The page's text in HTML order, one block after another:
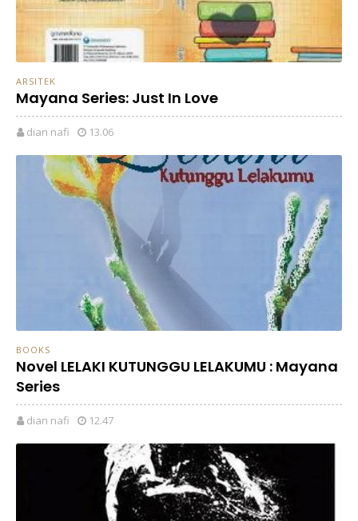
ARSITEK
Mayana Series: Just In Love
dian nafi 13.06
BOOKS
Novel LELAKI KUTUNGGU LELAKUMU : Mayana
Series
dian nafi 12.47